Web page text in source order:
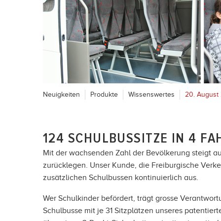
Neuigkeiten Produkte Wissenswertes 20. August
124 SCHULBUSSITZE IN 4
Mit der wachsenden Zahl der Bevölkerung steigt
zurücklegen. Unser Kunde, die Freiburgische
zusätzlichen Schulbussen kontinuierlich aus.
Wer Schulkinder befördert, trägt grosse
Schulbusse mit je 31 Sitzplätzen unseres